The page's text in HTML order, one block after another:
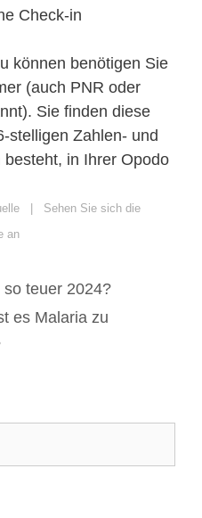
Check-in
können benötigen Sie
(auch PNR oder
Sie finden diese
stelligen Zahlen- und
in Ihrer Opodo
| Sehen Sie sich die
an
teuer 2024?
es Malaria zu